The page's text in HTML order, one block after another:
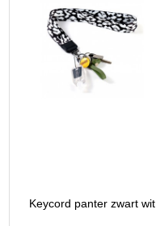
Keycord panter zwart wit